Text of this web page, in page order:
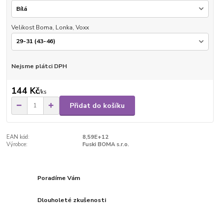
Velikost Boma, Lonka, Voxx
Nejsme plátci DPH
144 Kč/ks
Přidat do košíku
EAN kód:
8,59E+12
Výrobce:
Fuski BOMA s.r.o.
Poradíme Vám
Dlouholeté zkušenosti